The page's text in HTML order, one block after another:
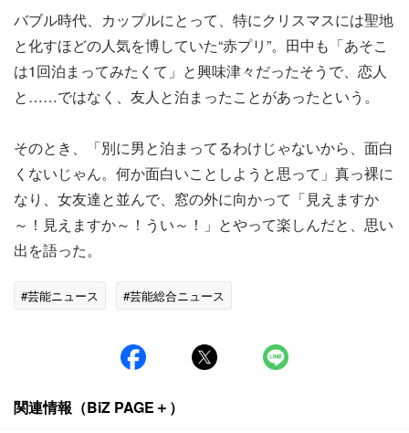
バブル時代、カップルにとって、特にクリスマスには聖地
と化すほどの人気を博していた“赤プリ”。田中も「あそこ
は1回泊まってみたくて」と興味津々だったそうで、恋人
と……ではなく、友人と泊まったことがあったという。
そのとき、「別に男と泊まってるわけじゃないから、面白
くないじゃん。何か面白いことしようと思って」真っ裸に
なり、女友達と並んで、窓の外に向かって「見えますか
～！見えますか～！うい～！」とやって楽しんだと、思い
出を語った。
#芸能ニュース #芸能総合ニュース
関連情報（BiZ PAGE＋）